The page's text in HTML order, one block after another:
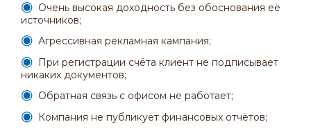
Очень высокая доходность без обоснования её
источников;
Агрессивная рекламная кампания;
При регистрации счёта клиент не подписывает
никаких документов;
Обратная связь с офисом не работает;
Компания не публикует финансовых отчётов;